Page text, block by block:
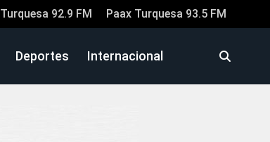
Turquesa 92.9 FM Paax Turquesa 93.5 FM
Deportes Internacional